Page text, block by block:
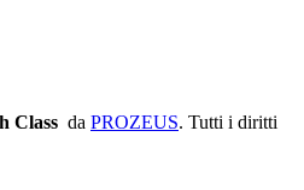
Class da PROZEUS. Tutti i diritti